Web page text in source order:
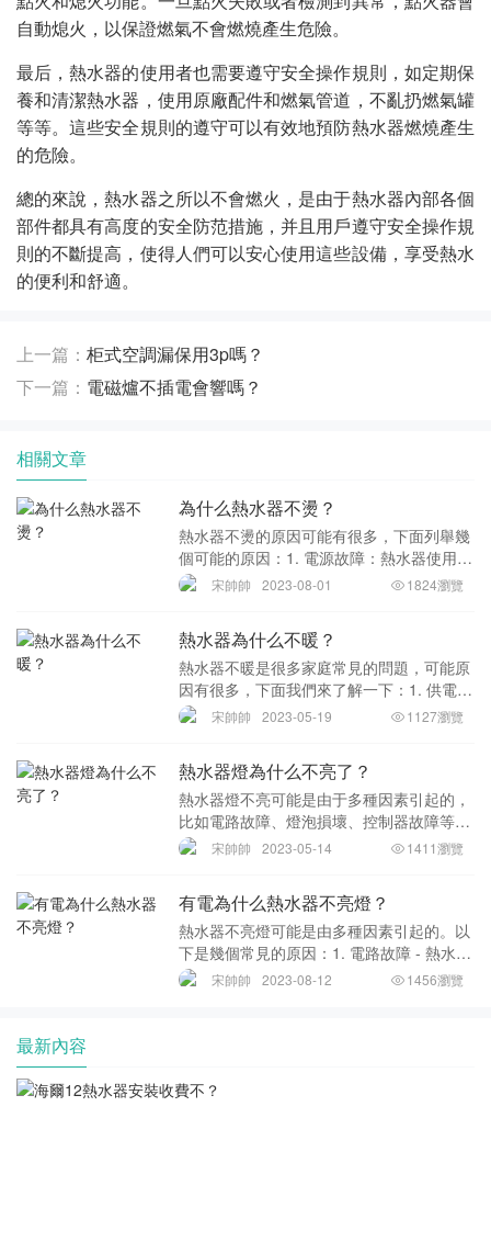
自動熄火，以保證燃氣不會燃燒產生危險。
最后，熱水器的使用者也需要遵守安全操作規則，如定期保
養和清潔熱水器，使用原廠配件和燃氣管道，不亂扔燃氣罐
等等。這些安全規則的遵守可以有效地預防熱水器燃燒產生
的危險。
總的來說，熱水器之所以不會燃火，是由于熱水器內部各個
部件都具有高度的安全防范措施，并且用戶遵守安全操作規
則的不斷提高，使得人們可以安心使用這些設備，享受熱水
的便利和舒適。
上一篇： 柜式空調漏保用3p嗎？
下一篇： 電磁爐不插電會響嗎？
相關文章
為什么熱水器不燙？
熱水器不燙的原因可能有很多，下面列舉幾
個可能的原因：1. 電源故障：熱水器使用的
電源有問題，如電線老化、插座松動等，會
故
宋帥帥 2023-08-01 1824瀏覽
熱水器為什么不暖？
熱水器不暖是很多家庭常見的問題，可能原
因有很多，下面我們來了解一下：1. 供電問
題：熱水器供電不足或電源不良會導致熱水
護
宋帥帥 2023-05-19 1127瀏覽
熱水器燈為什么不亮了？
熱水器燈不亮可能是由于多種因素引起的，
比如電路故障、燈泡損壞、控制器故障等。
下面詳細介紹常見的幾種原因。1.電路故
短路或斷路引
宋帥帥 2023-05-14 1411瀏覽
有電為什么熱水器不亮燈？
熱水器不亮燈可能是由多種因素引起的。以
下是幾個常見的原因：1. 電路故障 - 熱水器
的電路可能出現問題，導致電路失效，因此
宋帥帥 2023-08-12 1456瀏覽
最新內容